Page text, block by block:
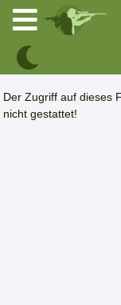
Der Zugriff auf dieses
nicht gestattet!